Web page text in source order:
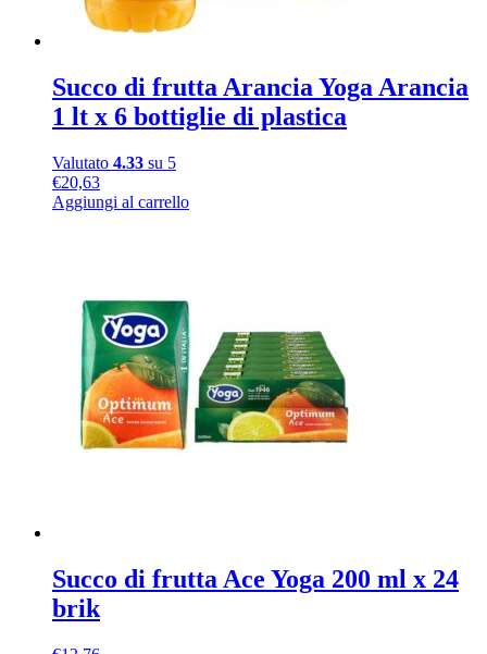
Succo di frutta Arancia Yoga Arancia
1 lt x 6 bottiglie di plastica
Valutato 4.33 su 5
€20,63
Aggiungi al carrello
Succo di frutta Ace Yoga 200 ml x 24
brik